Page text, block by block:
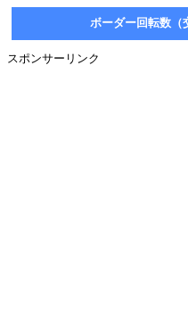
ボーダー回転数（
スポンサーリンク